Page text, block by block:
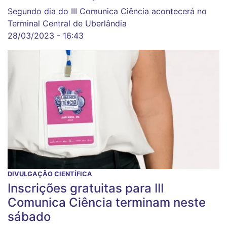
Segundo dia do III Comunica Ciência acontecerá no
Terminal Central de Uberlândia
28/03/2023 - 16:43
DIVULGAÇÃO CIENTÍFICA
Inscrições gratuitas para III
Comunica Ciência terminam neste
sábado